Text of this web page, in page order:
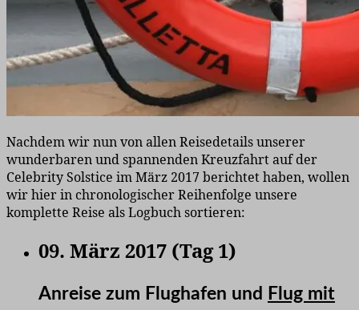
Nachdem wir nun von allen Reisedetails unserer
wunderbaren und spannenden Kreuzfahrt auf der
Celebrity Solstice im März 2017 berichtet haben, wollen
wir hier in chronologischer Reihenfolge unsere
komplette Reise als Logbuch sortieren:
09. März 2017 (Tag 1)
Anreise zum Flughafen und
Flug mit